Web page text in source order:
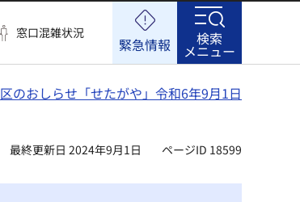
窓口混雑状況
緊急情報 検索
メニュー
区のおしらせ「せたがや」令和6年9月1日
最終更新日 2024年9月1日 ページID 18599